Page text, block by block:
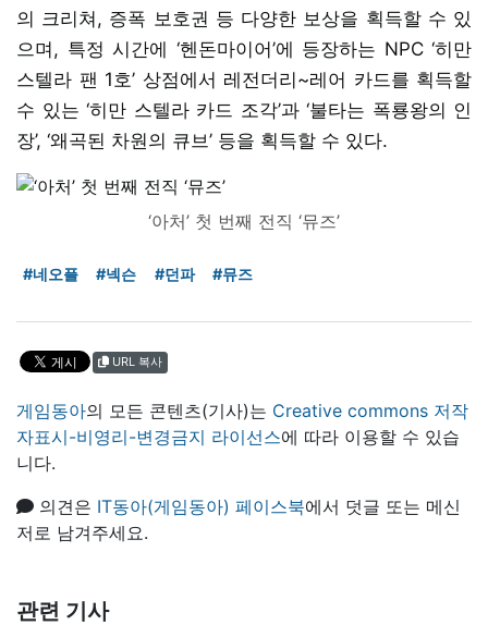
의 크리쳐, 증폭 보호권 등 다양한 보상을 획득할 수 있
으며, 특정 시간에 ‘헨돈마이어’에 등장하는 NPC ‘히만
스텔라 팬 1호’ 상점에서 레전더리~레어 카드를 획득할
수 있는 ‘히만 스텔라 카드 조각’과 ‘불타는 폭룡왕의 인
장’, ‘왜곡된 차원의 큐브’ 등을 획득할 수 있다.
‘아처’ 첫 번째 전직 ‘뮤즈’
#네오플 #넥슨 #던파 #뮤즈
URL 복사
게임동아의 모든 콘텐츠(기사)는 Creative commons 저작
자표시-비영리-변경금지 라이선스에 따라 이용할 수 있습
니다.
의견은 IT동아(게임동아) 페이스북에서 덧글 또는 메신
저로 남겨주세요.
관련 기사